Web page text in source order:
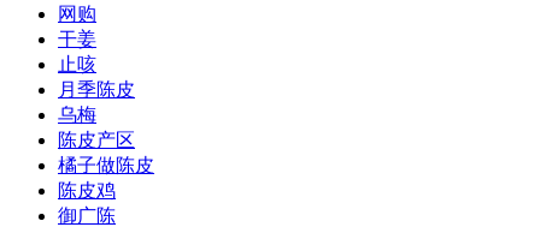
网购
干姜
止咳
月季陈皮
乌梅
陈皮产区
橘子做陈皮
陈皮鸡
御广陈